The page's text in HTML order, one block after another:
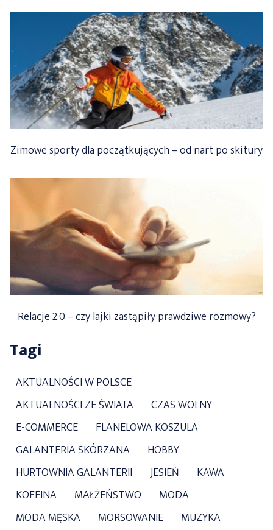
Zimowe sporty dla początkujących – od nart po skitury
Relacje 2.0 – czy lajki zastąpiły prawdziwe rozmowy?
Tagi
AKTUALNOŚCI W POLSCE
AKTUALNOŚCI ZE ŚWIATA
CZAS WOLNY
E-COMMERCE
FLANELOWA KOSZULA
GALANTERIA SKÓRZANA
HOBBY
HURTOWNIA GALANTERII
JESIEŃ
KAWA
KOFEINA
MAŁŻEŃSTWO
MODA
MODA MĘSKA
MORSOWANIE
MUZYKA